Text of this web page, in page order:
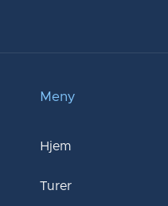
Meny
Hjem
Turer